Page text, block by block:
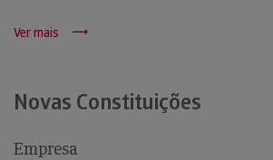
Ver mais
Novas Constituições
Empresa